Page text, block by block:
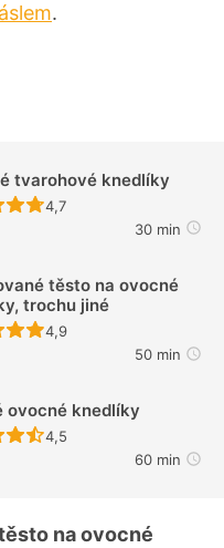
.
tvarohové knedlíky
Recept ještě nebyl
4,7
30 min
těsto na ovocné
trochu jiné
Recept ještě nebyl
4,9
50 min
ovocné knedlíky
Recept ještě nebyl
4,5
60 min
na ovocné